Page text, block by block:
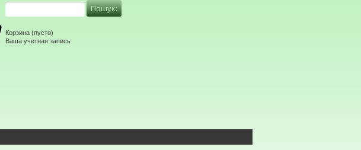
Корзина (пусто)
Ваша учетная запись